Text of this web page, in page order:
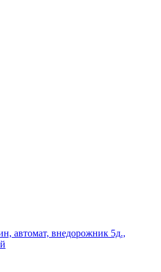
автомат, внедорожник 5д.,